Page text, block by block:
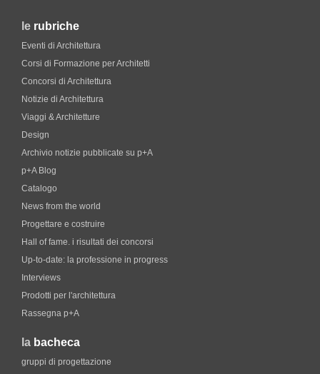
le rubriche
Eventi di Architettura
Corsi di Formazione per Architetti
Concorsi di Architettura
Notizie di Architettura
Viaggi & Architetture
Design
Archivio notizie pubblicate su p+A
p+A Blog
Catalogo
News from the world
Progettare e costruire
Hall of fame. i risultati dei concorsi
Up-to-date: la professione in progress
Interviews
Prodotti per l'architettura
Rassegna p+A
la bacheca
gruppi di progettazione